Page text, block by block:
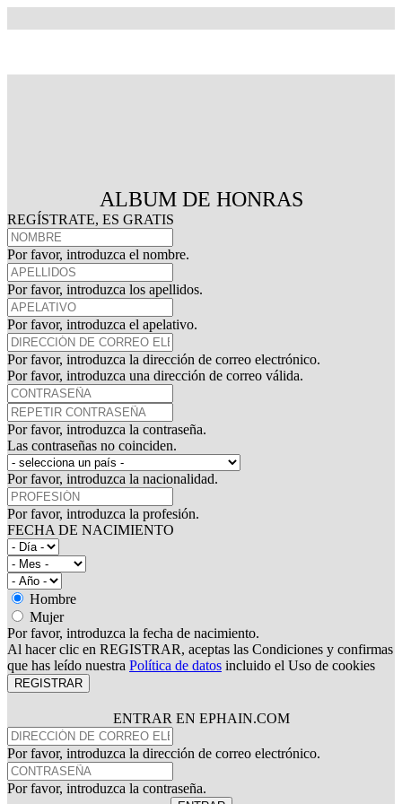
ALBUM DE HONRAS
REGÍSTRATE, ES GRATIS
Por favor, introduzca el nombre.
Por favor, introduzca los apellidos.
Por favor, introduzca el apelativo.
Por favor, introduzca la dirección de correo electrónico.
Por favor, introduzca una dirección de correo válida.
Por favor, introduzca la contraseña.
Las contraseñas no coinciden.
Por favor, introduzca la nacionalidad.
Por favor, introduzca la profesión.
FECHA DE NACIMIENTO
Hombre
Mujer
Por favor, introduzca la fecha de nacimiento.
Al hacer clic en REGISTRAR, aceptas las Condiciones y confirmas
que has leído nuestra Política de datos incluido el Uso de cookies
REGISTRAR
ENTRAR EN EPHAIN.COM
Por favor, introduzca la dirección de correo electrónico.
Por favor, introduzca la contraseña.